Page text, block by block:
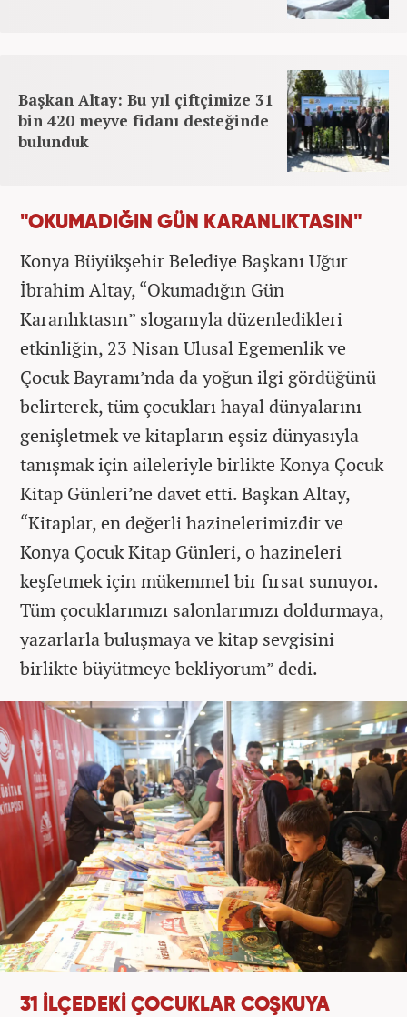
Başkan Altay: Bu yıl çiftçimize 31
bin 420 meyve fidanı desteğinde
bulunduk
"OKUMADIĞIN GÜN KARANLIKTASIN"
Konya Büyükşehir Belediye Başkanı Uğur
İbrahim Altay, “Okumadığın Gün
Karanlıktasın” sloganıyla düzenledikleri
etkinliğin, 23 Nisan Ulusal Egemenlik ve
Çocuk Bayramı’nda da yoğun ilgi gördüğünü
belirterek, tüm çocukları hayal dünyalarını
genişletmek ve kitapların eşsiz dünyasıyla
tanışmak için aileleriyle birlikte Konya Çocuk
Kitap Günleri’ne davet etti. Başkan Altay,
“Kitaplar, en değerli hazinelerimizdir ve
Konya Çocuk Kitap Günleri, o hazineleri
keşfetmek için mükemmel bir fırsat sunuyor.
Tüm çocuklarımızı salonlarımızı doldurmaya,
yazarlarla buluşmaya ve kitap sevgisini
birlikte büyütmeye bekliyorum” dedi.
31 İLÇEDEKİ ÇOCUKLAR COŞKUYA